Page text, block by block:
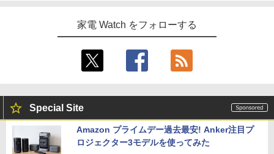
家電 Watch をフォローする
Special Site
Amazon プライムデー過去最安! Anker注目プ
ロジェクター3モデルを使ってみた